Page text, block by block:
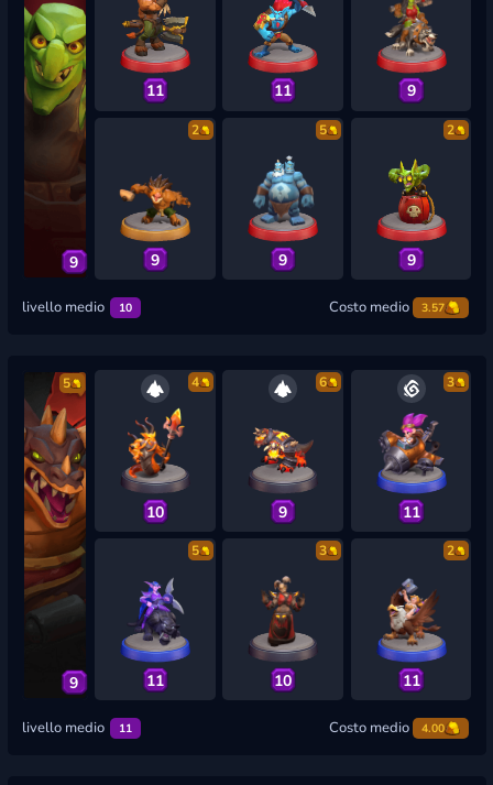
9
11 11 9
2
9
5
9
2
9
livello medio 10 Costo medio 3.57
5
9
4
10
6
9
3
11
5
11
3
10
2
11
livello medio 11 Costo medio 4.00